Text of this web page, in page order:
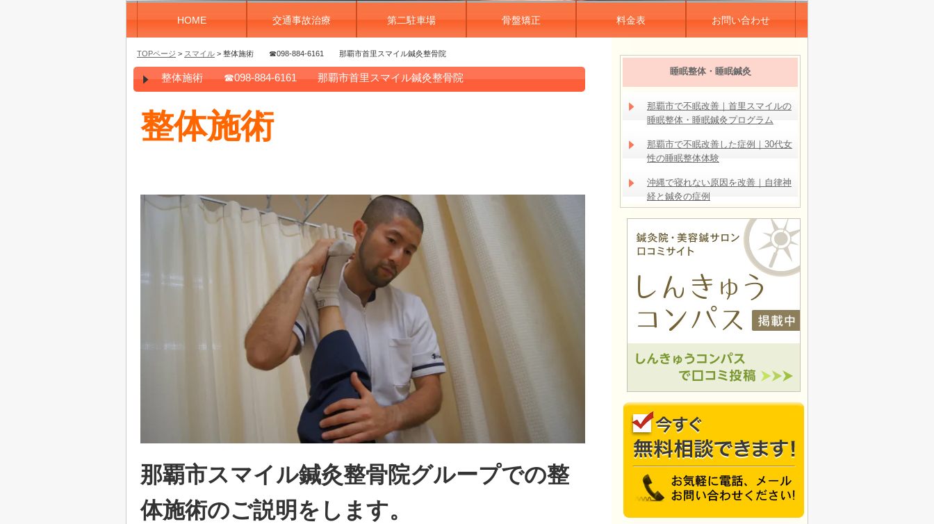
HOME 交通事故治療 第二駐車場 骨盤矯正 料金表 お問い合わせ
TOPページ > スマイル > 整体施術 ☎098-884-6161 那覇市首里スマイル鍼灸整骨院
整体施術 ☎098-884-6161 那覇市首里スマイル鍼灸整骨院
整体施術
那覇市スマイル鍼灸整骨院グループでの整
体施術のご説明をします。
睡眠整体・睡眠鍼灸
那覇市で不眠改善｜首里スマイルの
睡眠整体・睡眠鍼灸プログラム
那覇市で不眠改善した症例｜30代女
性の睡眠整体体験
沖縄で寝れない原因を改善｜自律神
経と鍼灸の症例